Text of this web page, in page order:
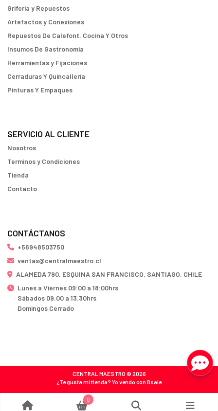
Griferia y Repuestos
Artefactos y Conexiones
Repuestos De Calefont, Cocina Y Otros
Insumos De Gastronomia
Herramientas y Fijaciones
Cerraduras Y Quincallería
Pinturas Y Empaques
SERVICIO AL CLIENTE
Nosotros
Terminos y Condiciones
Tienda
Contacto
CONTÁCTANOS
+56948503750
ventas@centralmaestro.cl
ALAMEDA 790, ESQUINA SAN FRANCISCO, SANTIAGO, CHILE
Lunes a Viernes 09:00 a 18:00hrs
Sábados 09:00 a 13:30hrs
Domingos Cerrado
CENTRAL MAESTRO © 2026
¿Te gusta mi tienda? Yo vendo conBsale
0